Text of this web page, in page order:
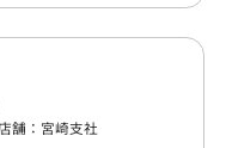
舗：宮崎支社